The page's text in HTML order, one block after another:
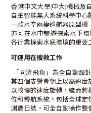
香港中文大學(中大)機械及
自主智能無人系統科學中心
一款水空兩棲巡航器原型機
亦可在水中暢遊探索水下
各行業探索水底環境的重要
可運用在搜救工作
「同濟飛魚」為全自動設
其四個支臂會朝上以高速
以較慢的速度旋轉，繼而
位和導航系統，包括全球
測數日誌，可全自動操作